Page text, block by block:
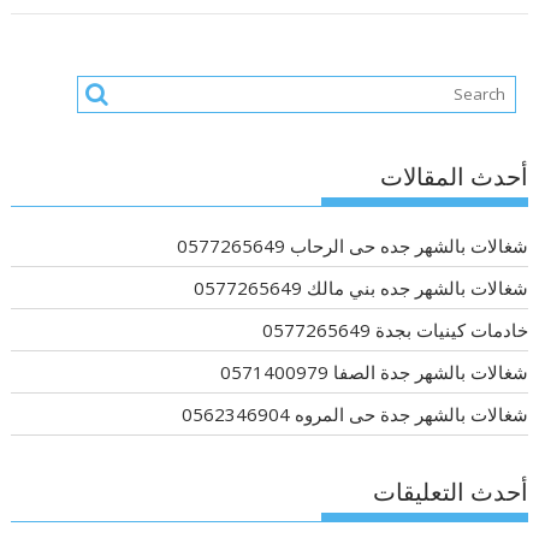
أحدث المقالات
شغالات بالشهر جده حى الرحاب 0577265649
شغالات بالشهر جده بني مالك 0577265649
خادمات كينيات بجدة 0577265649
شغالات بالشهر جدة الصفا 0571400979
شغالات بالشهر جدة حى المروه 0562346904
أحدث التعليقات